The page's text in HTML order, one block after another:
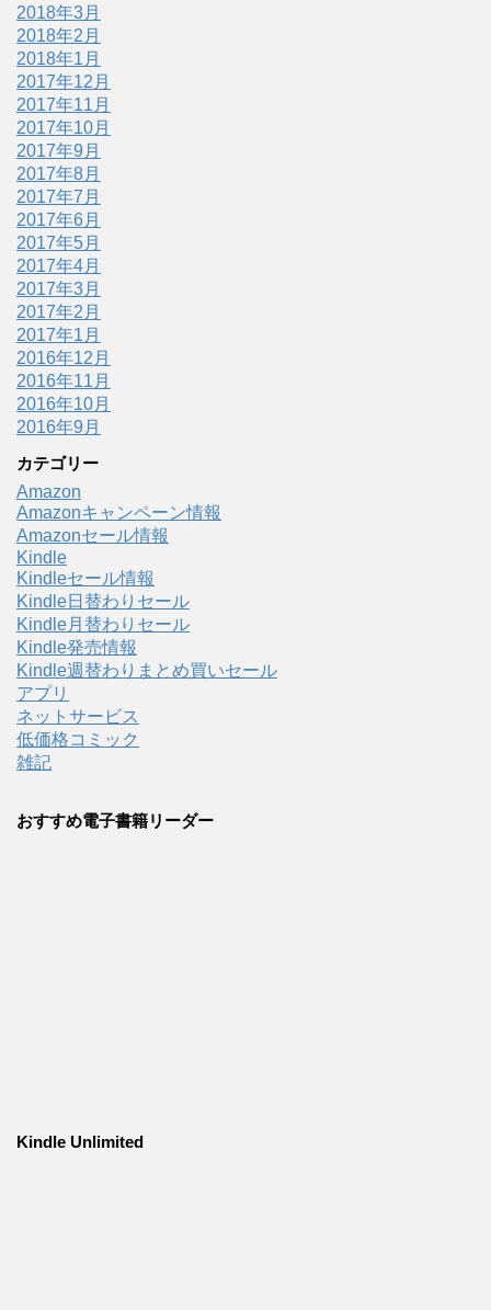
2018年3月
2018年2月
2018年1月
2017年12月
2017年11月
2017年10月
2017年9月
2017年8月
2017年7月
2017年6月
2017年5月
2017年4月
2017年3月
2017年2月
2017年1月
2016年12月
2016年11月
2016年10月
2016年9月
カテゴリー
Amazon
Amazonキャンペーン情報
Amazonセール情報
Kindle
Kindleセール情報
Kindle日替わりセール
Kindle月替わりセール
Kindle発売情報
Kindle週替わりまとめ買いセール
アプリ
ネットサービス
低価格コミック
雑記
おすすめ電子書籍リーダー
Kindle Unlimited